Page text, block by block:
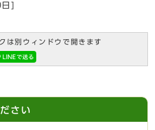
は別ウィンドウで開きます
さい